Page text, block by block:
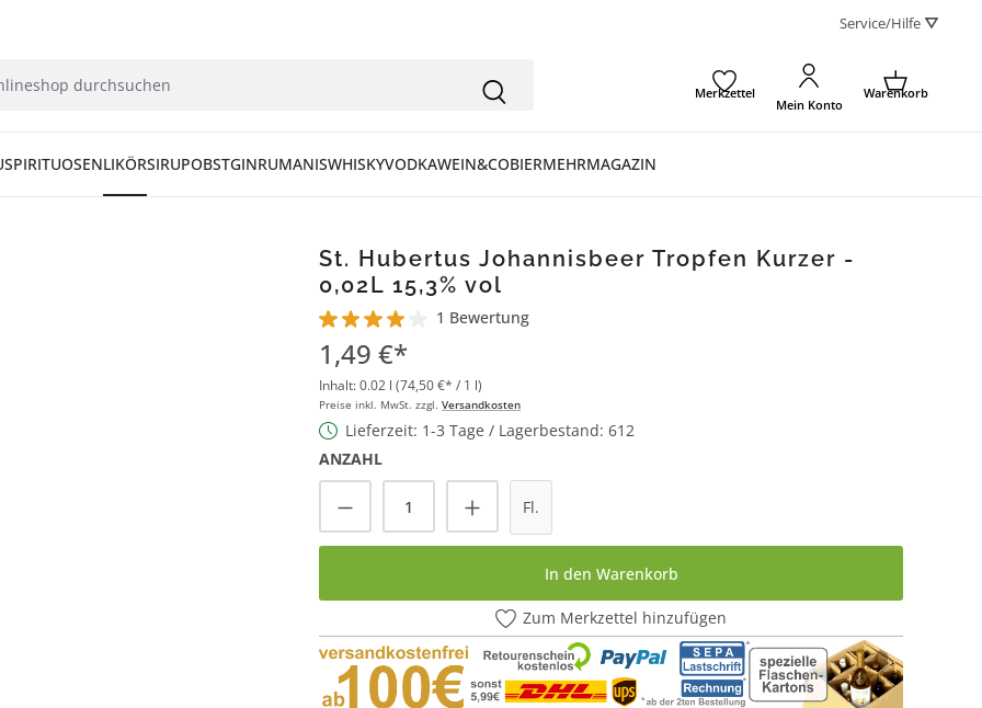
Service/Hilfe ⛛
Merkzettel
Mein Konto
Warenkorb
SPIRITUOSENLIKÖRSIRUPOBSTGINRUMANISWHISKYVODKAWEIN&COBIERMEHRMAGAZIN
St. Hubertus Johannisbeer Tropfen Kurzer -
0,02L 15,3% vol
Durchschnittliche Bewertung von 4 von 5 Sternen
1 Bewertung
1,49 €*
Inhalt:0.02 l (74,50 €* / 1 l)
Preise inkl. MwSt. zzgl. Versandkosten
Lieferzeit: 1-3 Tage / Lagerbestand: 612
ANZAHL
Produkt Anzahl: Gib den gewünschten Wert ein
Fl.
In den Warenkorb
Zum Merkzettel hinzufügen